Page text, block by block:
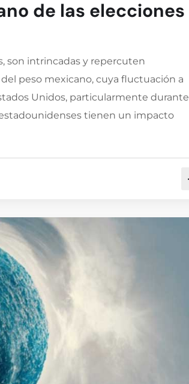
de las elecciones
son intrincadas y repercuten
peso mexicano, cuya fluctuación a
Unidos, particularmente durante
tienen un impacto